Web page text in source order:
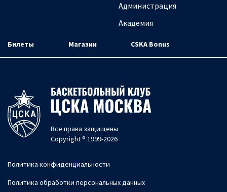
Администрация
Академия
Билеты Магазин CSKA Bonus
Все права защищены
Copyright ® 1999-2026
Политика конфиденциальности
Политика обработки персональных данных